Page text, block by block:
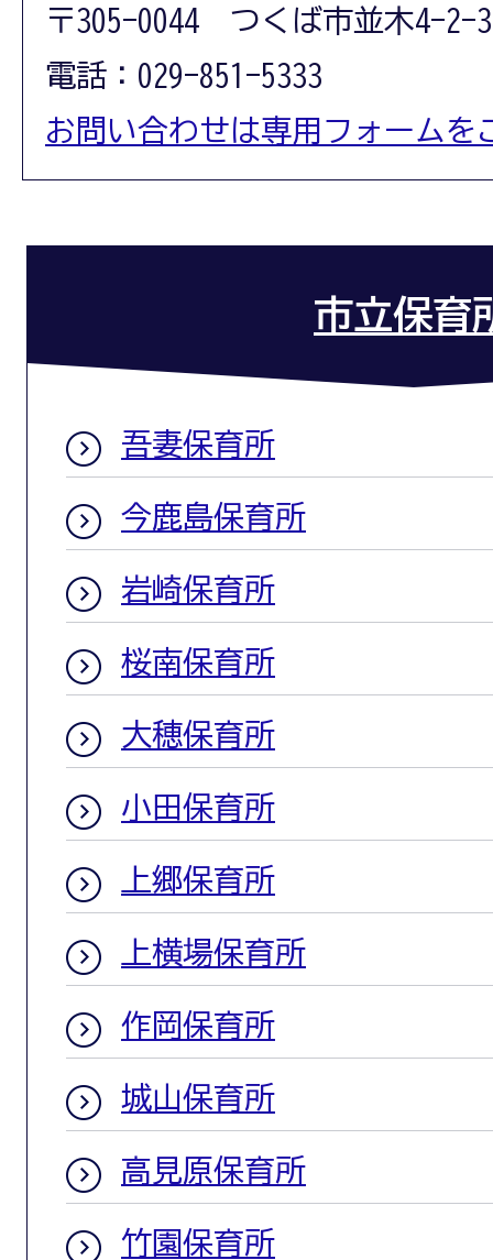
〒305-0044 つくば市並木4-2-3
電話：029-851-5333
お問い合わせは専用フォームを
市立保育
吾妻保育所
今鹿島保育所
岩崎保育所
桜南保育所
大穂保育所
小田保育所
上郷保育所
上横場保育所
作岡保育所
城山保育所
高見原保育所
竹園保育所